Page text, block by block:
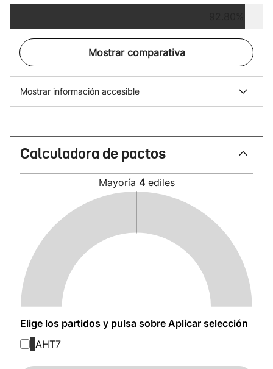
Mostrar comparativa
Mostrar información accesible
Calculadora de pactos
Mayoría 4 ediles
Elige los partidos y pulsa sobre Aplicar selección
AHT7